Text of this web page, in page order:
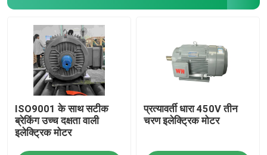
ISO9001 के साथ सटीक
ब्रेकिंग उच्च दक्षता वाली
इलेक्ट्रिक मोटर
प्रत्यावर्ती धारा 450V तीन
चरण इलेक्ट्रिक मोटर